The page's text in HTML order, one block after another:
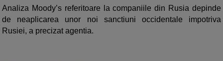
Analiza Moody’s referitoare la companiile din Rusia depinde
de neaplicarea unor noi sanctiuni occidentale impotriva
Rusiei, a precizat agentia.